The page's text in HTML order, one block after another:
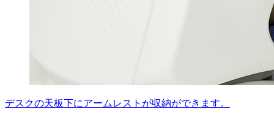
デスクの天板下にアームレストが収納ができます。